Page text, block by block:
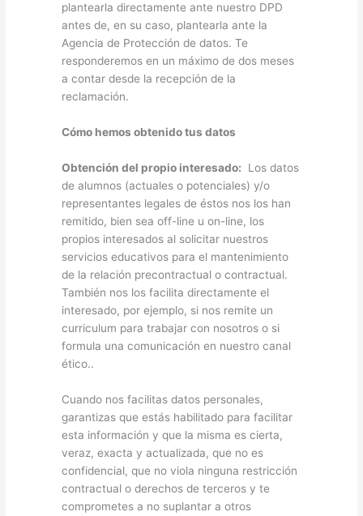
plantearla directamente ante nuestro DPD
antes de, en su caso, plantearla ante la
Agencia de Protección de datos. Te
responderemos en un máximo de dos meses
a contar desde la recepción de la
reclamación.
Cómo hemos obtenido tus datos
Obtención del propio interesado: Los datos
de alumnos (actuales o potenciales) y/o
representantes legales de éstos nos los han
remitido, bien sea off-line u on-line, los
propios interesados al solicitar nuestros
servicios educativos para el mantenimiento
de la relación precontractual o contractual.
También nos los facilita directamente el
interesado, por ejemplo, si nos remite un
curriculum para trabajar con nosotros o si
formula una comunicación en nuestro canal
ético..
Cuando nos facilitas datos personales,
garantizas que estás habilitado para facilitar
esta información y que la misma es cierta,
veraz, exacta y actualizada, que no es
confidencial, que no viola ninguna restricción
contractual o derechos de terceros y te
comprometes a no suplantar a otros